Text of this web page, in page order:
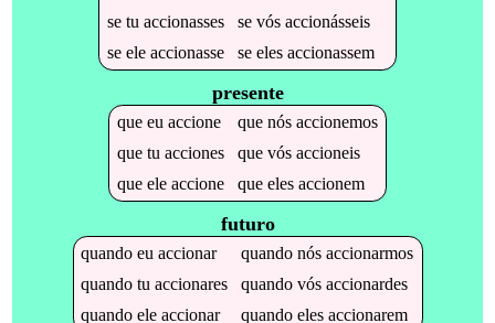
se tu accionasses se vós accionásseis
se ele accionasse se eles accionassem
presente
que eu accione que nós accionemos
que tu acciones que vós accioneis
que ele accione que eles accionem
futuro
quandoeuaccionar quandonósaccionarmos
quandotuaccionares quandovósaccionardes
quandoeleaccionar quandoelesaccionarem